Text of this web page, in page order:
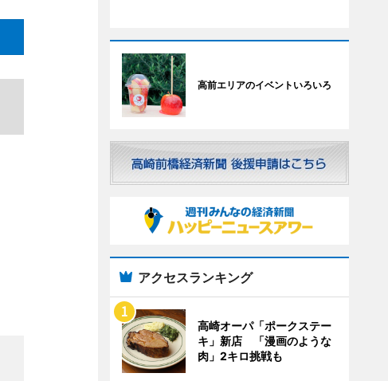
高前エリアのイベントいろいろ
アクセスランキング
高崎オーパ「ポークステー
キ」新店 「漫画のような
肉」2キロ挑戦も